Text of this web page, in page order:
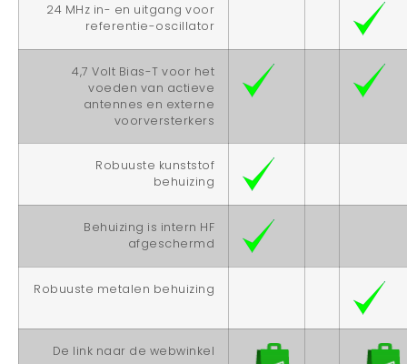
24 MHz in- en uitgang voor
referentie-oscillator
4,7 Volt Bias-T voor het
voeden van actieve
antennes en externe
voorversterkers
Robuuste kunststof
behuizing
Behuizing is intern HF
afgeschermd
Robuuste metalen behuizing
De link naar de webwinkel